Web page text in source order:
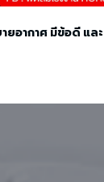
อากาศ มีข้อดี และ